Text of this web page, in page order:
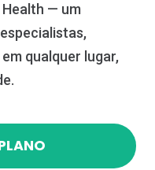
— um
qualquer lugar,